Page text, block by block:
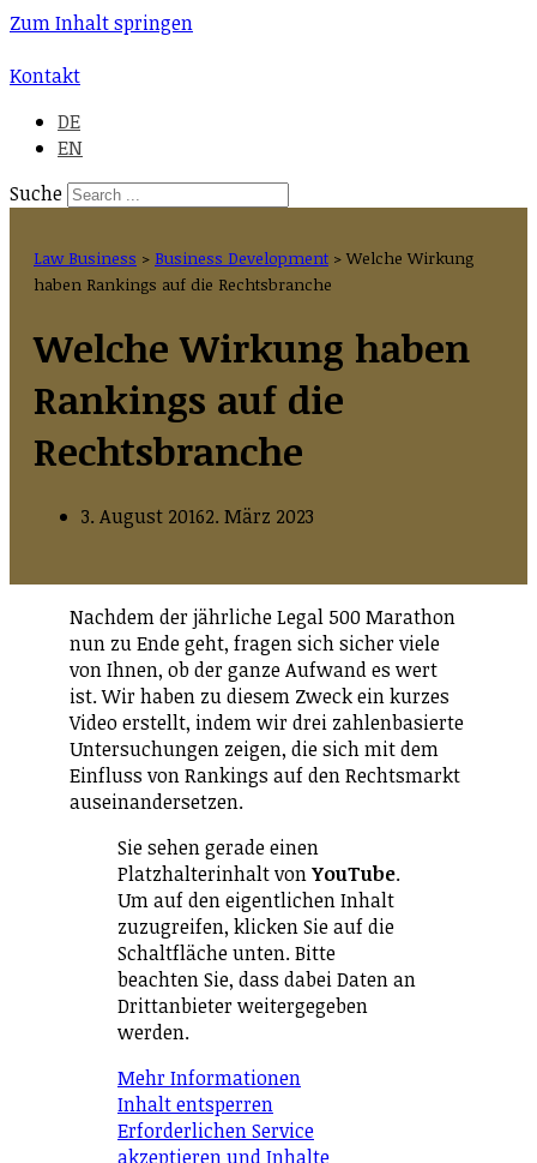
Zum Inhalt springen
Kontakt
DE
EN
Suche
Law Business > Business Development > Welche Wirkung
haben Rankings auf die Rechtsbranche
Welche Wirkung haben
Rankings auf die
Rechtsbranche
3. August 20162. März 2023
Nachdem der jährliche Legal 500 Marathon
nun zu Ende geht, fragen sich sicher viele
von Ihnen, ob der ganze Aufwand es wert
ist. Wir haben zu diesem Zweck ein kurzes
Video erstellt, indem wir drei zahlenbasierte
Untersuchungen zeigen, die sich mit dem
Einfluss von Rankings auf den Rechtsmarkt
auseinandersetzen.
Sie sehen gerade einen
Platzhalterinhalt vonYouTube.
Um auf den eigentlichen Inhalt
zuzugreifen, klicken Sie auf die
Schaltfläche unten. Bitte
beachten Sie, dass dabei Daten an
Drittanbieter weitergegeben
werden.
Mehr Informationen
Inhalt entsperren
Erforderlichen Service
akzeptieren und Inhalte